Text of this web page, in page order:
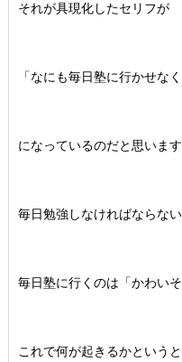
それが具現化したセリフが
「なにも毎日塾に行かせな
になっているのだと思います
毎日勉強しなければならな
毎日塾に行くのは「かわい
これで何が起きるかというと